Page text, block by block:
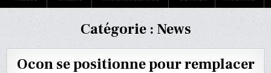
Catégorie : News
Ocon se positionne pour remplacer